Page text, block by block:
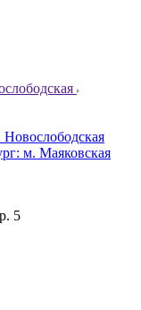
м. Маяковская
5